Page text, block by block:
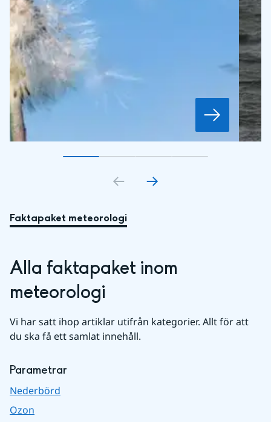
Gå till bildkort1
Gå till bildkort2
Gå till bildkort3
Gå till bildkort
Faktapaket meteorologi
Alla faktapaket inom
meteorologi
Vi har satt ihop artiklar utifrån kategorier. Allt för att
du ska få ett samlat innehåll.
Parametrar
Nederbörd
Ozon